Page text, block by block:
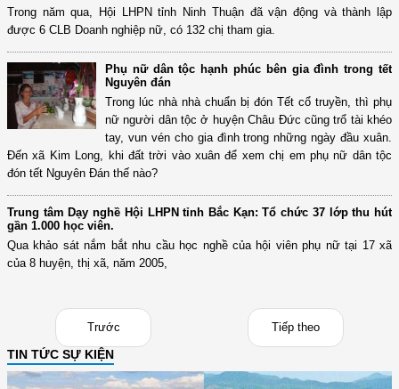
Trong năm qua, Hội LHPN tỉnh Ninh Thuận đã vận động và thành lập
được 6 CLB Doanh nghiệp nữ, có 132 chị tham gia.
Phụ nữ dân tộc hạnh phúc bên gia đình trong tết
Nguyên đán
Trong lúc nhà nhà chuẩn bị đón Tết cổ truyền, thì phụ
nữ người dân tộc ở huyện Châu Đức cũng trổ tài khéo
tay, vun vén cho gia đình trong những ngày đầu xuân.
Đến xã Kim Long, khi đất trời vào xuân để xem chị em phụ nữ dân tộc
đón tết Nguyên Đán thế nào?
Trung tâm Dạy nghề Hội LHPN tỉnh Bắc Kạn: Tổ chức 37 lớp thu hút
gần 1.000 học viên.
Qua khảo sát nắm bắt nhu cầu học nghề của hội viên phụ nữ tại 17 xã
của 8 huyện, thị xã, năm 2005,
Trước Tiếp theo
TIN TỨC SỰ KIỆN